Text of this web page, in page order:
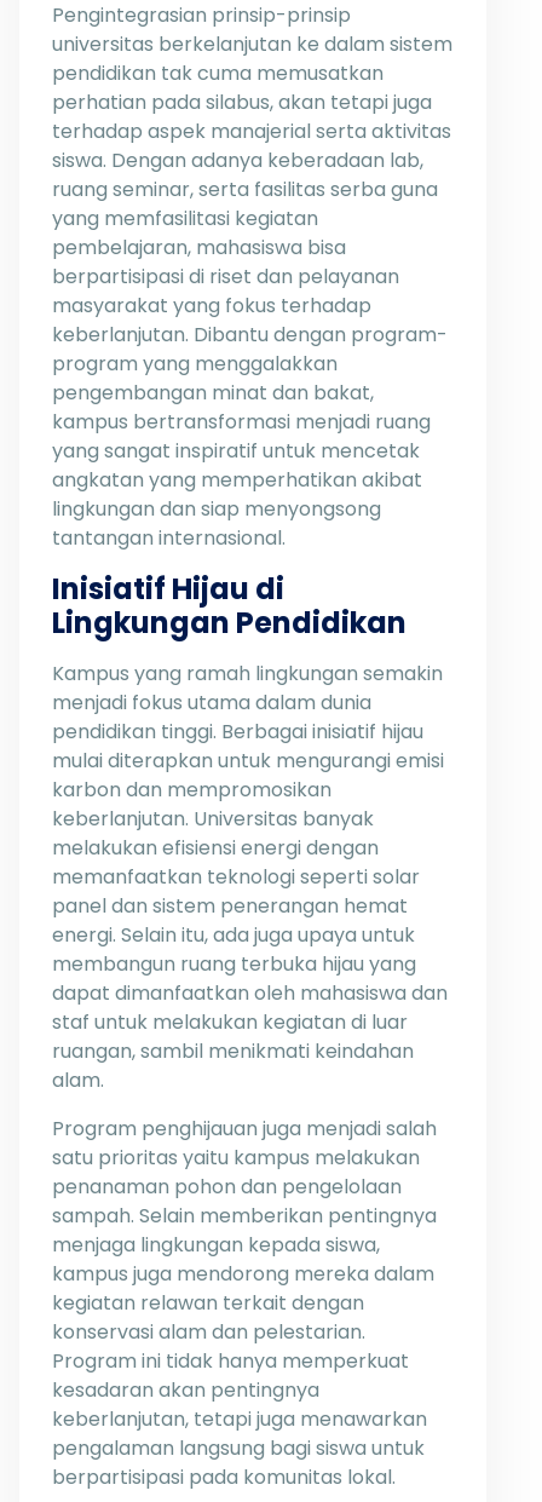
Pengintegrasian prinsip-prinsip
universitas berkelanjutan ke dalam sistem
pendidikan tak cuma memusatkan
perhatian pada silabus, akan tetapi juga
terhadap aspek manajerial serta aktivitas
siswa. Dengan adanya keberadaan lab,
ruang seminar, serta fasilitas serba guna
yang memfasilitasi kegiatan
pembelajaran, mahasiswa bisa
berpartisipasi di riset dan pelayanan
masyarakat yang fokus terhadap
keberlanjutan. Dibantu dengan program-
program yang menggalakkan
pengembangan minat dan bakat,
kampus bertransformasi menjadi ruang
yang sangat inspiratif untuk mencetak
angkatan yang memperhatikan akibat
lingkungan dan siap menyongsong
tantangan internasional.
Inisiatif Hijau di
Lingkungan Pendidikan
Kampus yang ramah lingkungan semakin
menjadi fokus utama dalam dunia
pendidikan tinggi. Berbagai inisiatif hijau
mulai diterapkan untuk mengurangi emisi
karbon dan mempromosikan
keberlanjutan. Universitas banyak
melakukan efisiensi energi dengan
memanfaatkan teknologi seperti solar
panel dan sistem penerangan hemat
energi. Selain itu, ada juga upaya untuk
membangun ruang terbuka hijau yang
dapat dimanfaatkan oleh mahasiswa dan
staf untuk melakukan kegiatan di luar
ruangan, sambil menikmati keindahan
alam.
Program penghijauan juga menjadi salah
satu prioritas yaitu kampus melakukan
penanaman pohon dan pengelolaan
sampah. Selain memberikan pentingnya
menjaga lingkungan kepada siswa,
kampus juga mendorong mereka dalam
kegiatan relawan terkait dengan
konservasi alam dan pelestarian.
Program ini tidak hanya memperkuat
kesadaran akan pentingnya
keberlanjutan, tetapi juga menawarkan
pengalaman langsung bagi siswa untuk
berpartisipasi pada komunitas lokal.